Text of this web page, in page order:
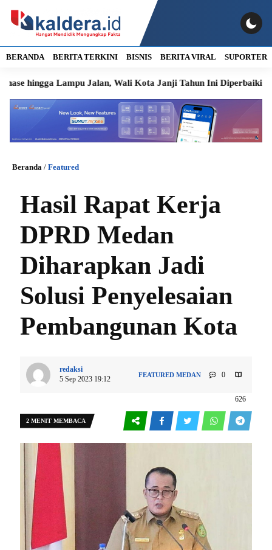
BERANDA BERITA TERKINI BISNIS BERITA VIRAL SUPORTER
Lampu Jalan, Wali Kota Janji Tahun Ini Diperbaiki
Beranda / Featured
Hasil Rapat Kerja
DPRD Medan
Diharapkan Jadi
Solusi Penyelesaian
Pembangunan Kota
redaksi
5 Sep 2023 19:12
FEATURED MEDAN 0
626
2 MENIT MEMBACA